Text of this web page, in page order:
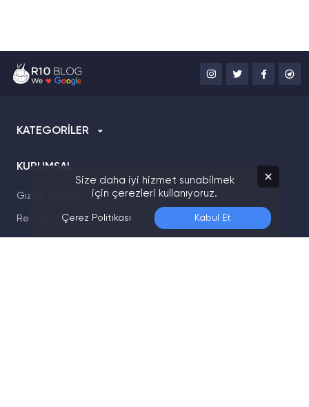
KATEGORİLER
KURUMSAL
Gizlilik Politikası
Reklam
Size daha iyi hizmet sunabilmek
için çerezleri kullanıyoruz.
Çerez Politikası Kabul Et